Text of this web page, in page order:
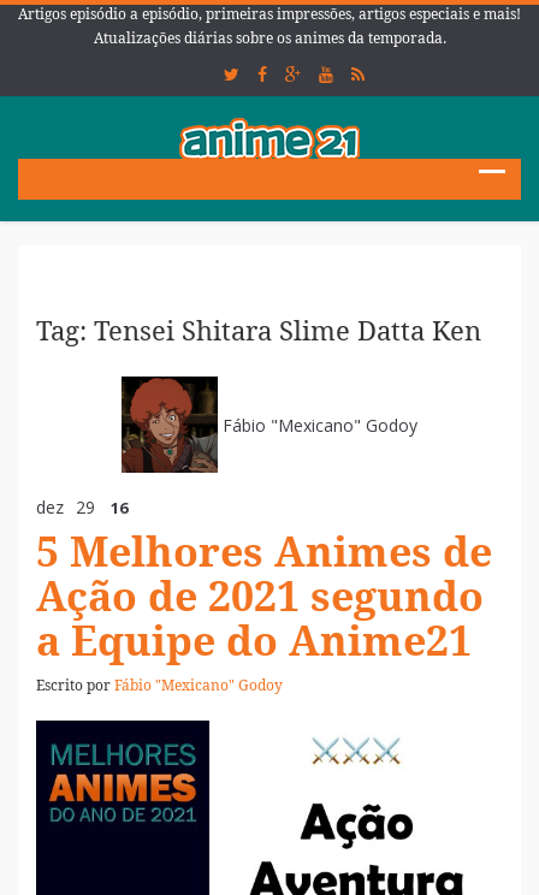
Artigos episódio a episódio, primeiras impressões, artigos especiais e mais!
Atualizações diárias sobre os animes da temporada.
Tag: Tensei Shitara Slime Datta Ken
Fábio "Mexicano" Godoy
dez 29 16
5 Melhores Animes de
Ação de 2021 segundo
a Equipe do Anime21
Escrito porFábio "Mexicano" Godoy